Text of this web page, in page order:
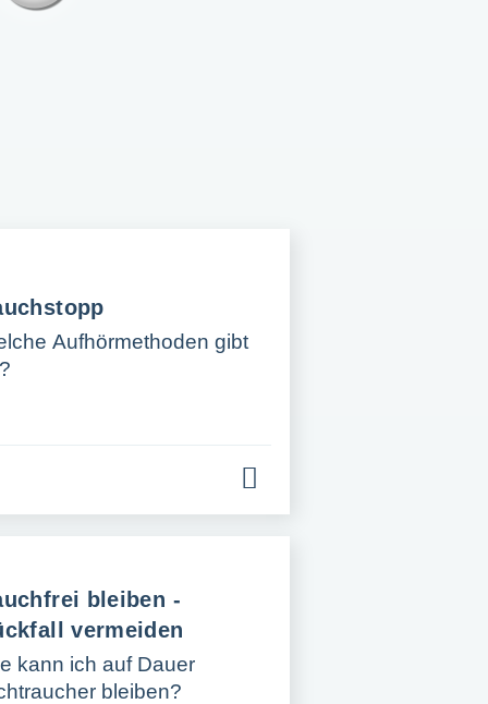
Aufhörmethoden gibt
bleiben -
vermeiden
kann ich auf Dauer
bleiben?